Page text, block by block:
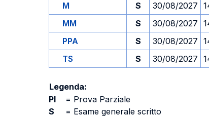
M
S 30/08/2027
MM
S 30/08/2027
PPA
S 30/08/2027
TS
S 30/08/2027
Legenda:
PI
= Prova Parziale
S
= Esame generale scritto